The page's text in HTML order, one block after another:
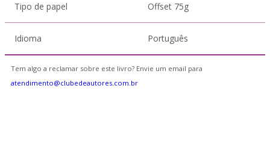
Tipo de papel Offset 75g
Idioma Português
Tem algo a reclamar sobre este livro? Envie um email para
atendimento@clubedeautores.com.br